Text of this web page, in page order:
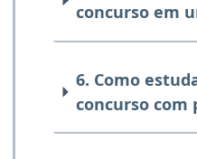
concurso em
6. Como
concurso com